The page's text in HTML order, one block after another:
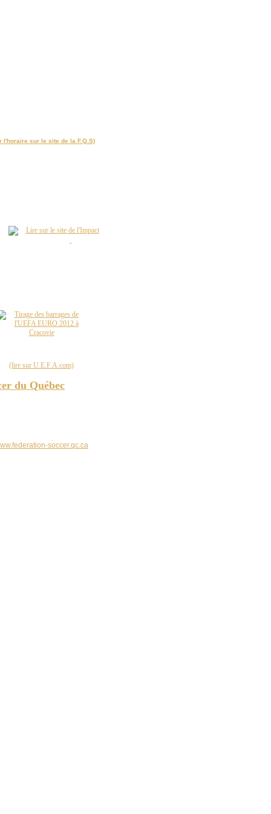
l'horaire sur le site de la F.Q.S)
(lire sur U.E.F.A.com)
du Québec
soccer.qc.ca